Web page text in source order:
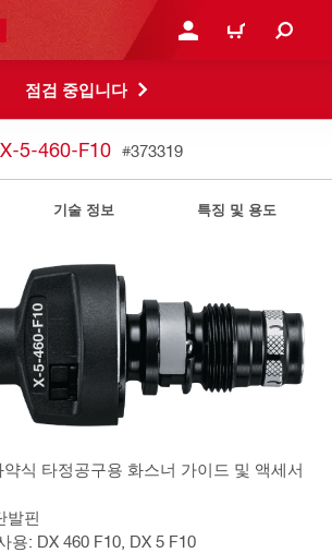
로그인 또는 회원가입
장바구니
점검 중입니다
5-460-F10 #373319
기술 정보 특징 및 용도
약식 타정공구용 화스너 가이드 및 액세서
발핀
용: DX 460 F10, DX 5 F10